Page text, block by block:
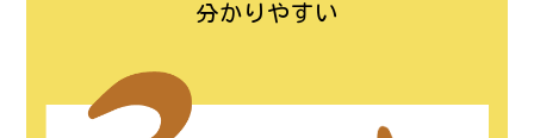
分かりやすい